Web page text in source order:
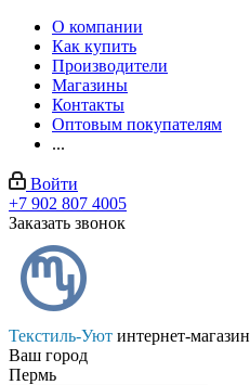
О компании
Как купить
Производители
Магазины
Контакты
Оптовым покупателям
...
Войти
+7 902 807 4005
Заказать звонок
Текстиль-Уют интернет-магазин
Ваш город
Пермь